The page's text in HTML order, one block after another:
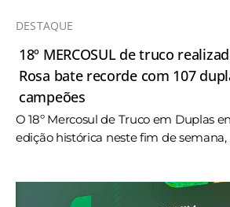
DESTAQUE
18º MERCOSUL de truco
Rosa bate recorde com 107
campeões
O 18º Mercosul de Truco em Duplas
edição histórica neste fim de semana,